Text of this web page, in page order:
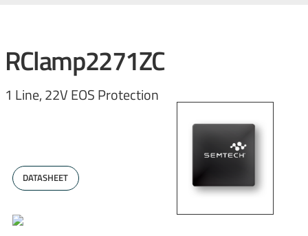
RClamp2271ZC
1 Line, 22V EOS Protection
DATASHEET